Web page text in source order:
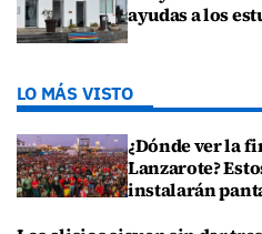
ayudas a los
LO MÁS VISTO
¿Dónde ver la
Lanzarote?
instalarán